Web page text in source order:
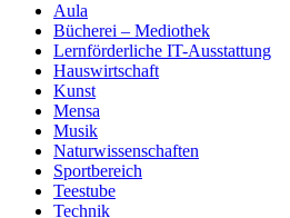
Aula
Bücherei – Mediothek
Lernförderliche IT-Ausstattung
Hauswirtschaft
Kunst
Mensa
Musik
Naturwissenschaften
Sportbereich
Teestube
Technik